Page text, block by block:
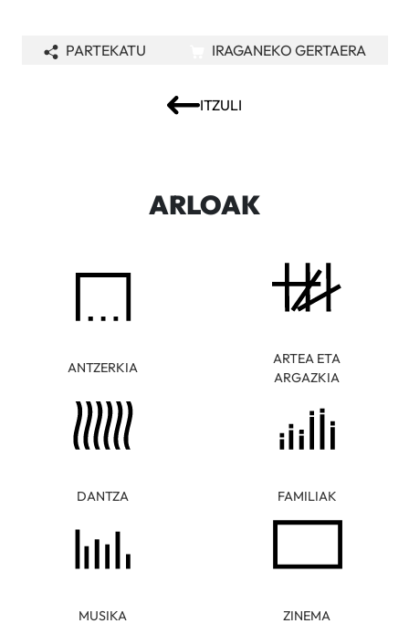
ITZULI
PARTEKATU IRAGANEKO GERTAERA
ARLOAK
ANTZERKIA
ARTEA ETA
ARGAZKIA
DANTZA FAMILIAK
MUSIKA ZINEMA